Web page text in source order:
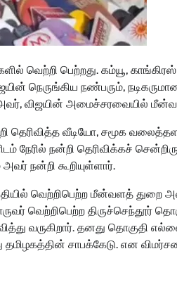
வெற்றி பெற்றது. கம்யூ,
நண்பரும், நடிகருமான
அவர், விஜயின் அமைச்சரவையில்
தெரிவித்த வீடியோ, சமூக
நன்றி தெரிவிக்கச்
நன்றி கூறியுள்ளார்.
வெற்றிபெற்ற மீன்வளத்
வெற்றிபெற்ற திருச்செந்தூர்
வருகிறார். தனது தொகுதி
சாபக்கேடு. என